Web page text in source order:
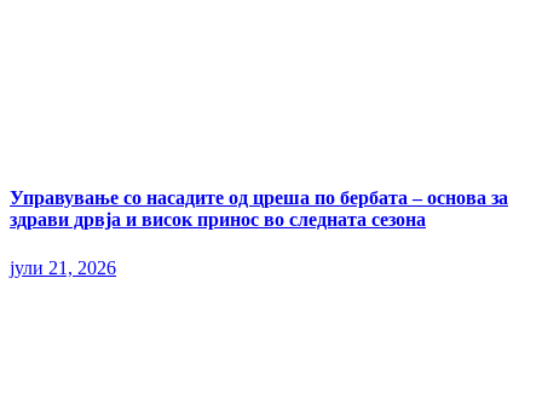
Управување со насадите од цреша по бербата – основа за
здрави дрвја и висок принос во следната сезона
јули 21, 2026